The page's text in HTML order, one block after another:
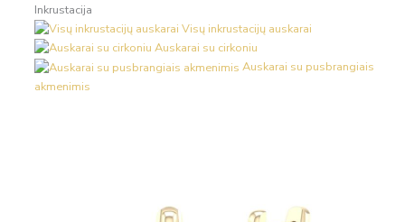
Inkrustacija
Visų inkrustacijų auskarai
Auskarai su cirkoniu
Auskarai su pusbrangiais
akmenimis